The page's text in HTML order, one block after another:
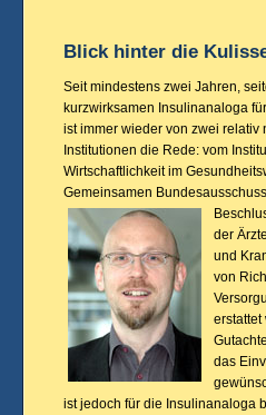
Blick hinter die
Seit mindestens zwei Jahren,
kurzwirksamen Insulinanaloga
ist immer wieder von zwei relativ
Institutionen die Rede: vom
Wirtschaftlichkeit im
Gemeinsamen
der
und
von
erstattet
das
ist jedoch für die Insulinanaloga